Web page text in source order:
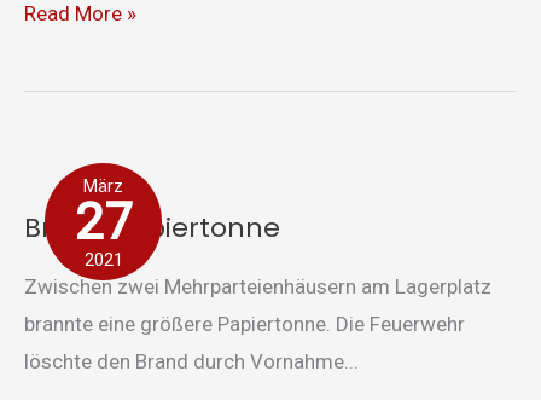
Read More »
März
27
2021
Brand Papiertonne
Zwischen zwei Mehrparteienhäusern am Lagerplatz
brannte eine größere Papiertonne. Die Feuerwehr
löschte den Brand durch Vornahme...
Papiertonne